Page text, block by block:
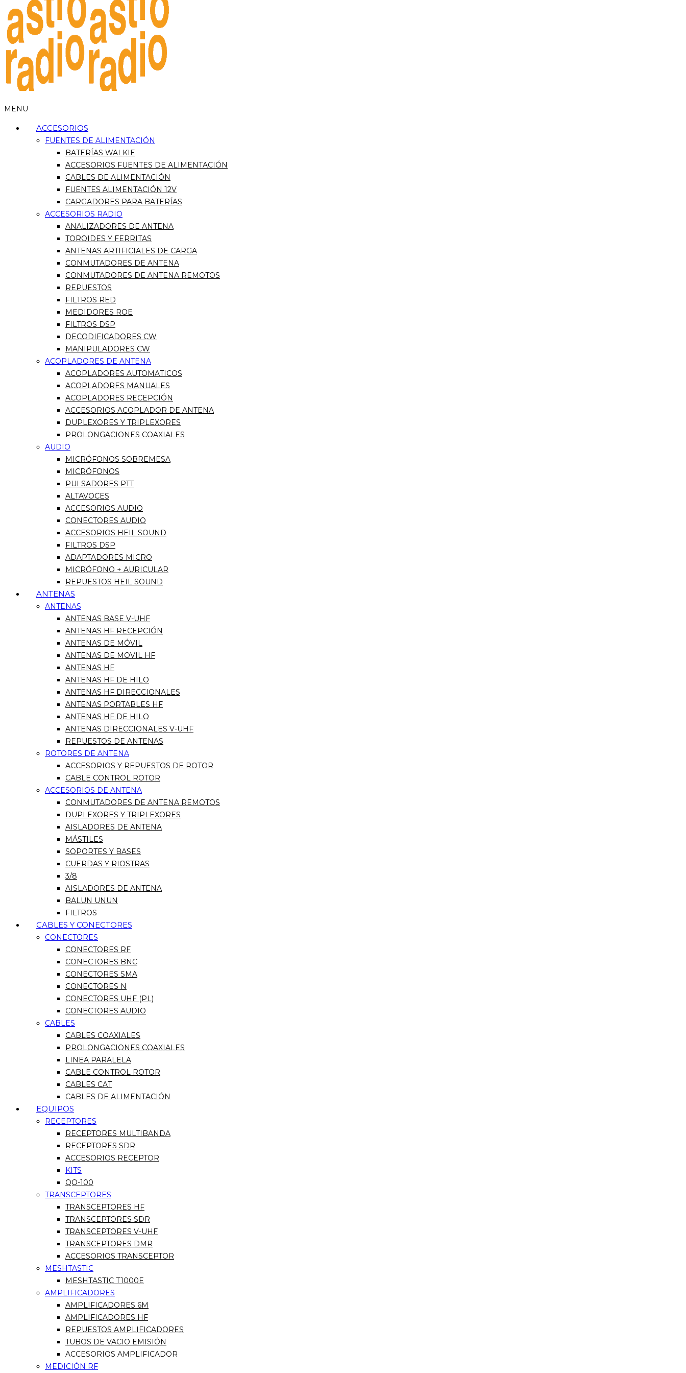
MENU
ACCESORIOS
FUENTES DE ALIMENTACIÓN
BATERÍAS WALKIE
ACCESORIOS FUENTES DE ALIMENTACIÓN
CABLES DE ALIMENTACIÓN
FUENTES ALIMENTACIÓN 12V
CARGADORES PARA BATERÍAS
ACCESORIOS RADIO
ANALIZADORES DE ANTENA
TOROIDES Y FERRITAS
ANTENAS ARTIFICIALES DE CARGA
CONMUTADORES DE ANTENA
CONMUTADORES DE ANTENA REMOTOS
REPUESTOS
FILTROS RED
MEDIDORES ROE
FILTROS DSP
DECODIFICADORES CW
MANIPULADORES CW
ACOPLADORES DE ANTENA
ACOPLADORES AUTOMATICOS
ACOPLADORES MANUALES
ACOPLADORES RECEPCIÓN
ACCESORIOS ACOPLADOR DE ANTENA
DUPLEXORES Y TRIPLEXORES
PROLONGACIONES COAXIALES
AUDIO
MICRÓFONOS SOBREMESA
MICRÓFONOS
PULSADORES PTT
ALTAVOCES
ACCESORIOS AUDIO
CONECTORES AUDIO
ACCESORIOS HEIL SOUND
FILTROS DSP
ADAPTADORES MICRO
MICRÓFONO + AURICULAR
REPUESTOS HEIL SOUND
ANTENAS
ANTENAS
ANTENAS BASE V-UHF
ANTENAS HF RECEPCIÓN
ANTENAS DE MÓVIL
ANTENAS DE MOVIL HF
ANTENAS HF
ANTENAS HF DE HILO
ANTENAS HF DIRECCIONALES
ANTENAS PORTABLES HF
ANTENAS HF DE HILO
ANTENAS DIRECCIONALES V-UHF
REPUESTOS DE ANTENAS
ROTORES DE ANTENA
ACCESORIOS Y REPUESTOS DE ROTOR
CABLE CONTROL ROTOR
ACCESORIOS DE ANTENA
CONMUTADORES DE ANTENA REMOTOS
DUPLEXORES Y TRIPLEXORES
AISLADORES DE ANTENA
MÁSTILES
SOPORTES Y BASES
CUERDAS Y RIOSTRAS
3/8
AISLADORES DE ANTENA
BALUN UNUN
FILTROS
CABLES Y CONECTORES
CONECTORES
CONECTORES RF
CONECTORES BNC
CONECTORES SMA
CONECTORES N
CONECTORES UHF (PL)
CONECTORES AUDIO
CABLES
CABLES COAXIALES
PROLONGACIONES COAXIALES
LINEA PARALELA
CABLE CONTROL ROTOR
CABLES CAT
CABLES DE ALIMENTACIÓN
EQUIPOS
RECEPTORES
RECEPTORES MULTIBANDA
RECEPTORES SDR
ACCESORIOS RECEPTOR
KITS
QO-100
TRANSCEPTORES
TRANSCEPTORES HF
TRANSCEPTORES SDR
TRANSCEPTORES V-UHF
TRANSCEPTORES DMR
ACCESORIOS TRANSCEPTOR
MESHTASTIC
MESHTASTIC T1000E
AMPLIFICADORES
AMPLIFICADORES 6M
AMPLIFICADORES HF
REPUESTOS AMPLIFICADORES
TUBOS DE VACIO EMISIÓN
ACCESORIOS AMPLIFICADOR
MEDICIÓN RF